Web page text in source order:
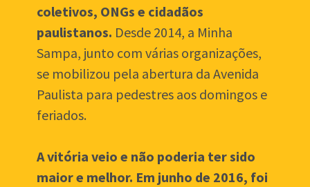
coletivos, ONGs e cidadãos
paulistanos. Desde 2014, a Minha
Sampa, junto com várias organizações,
se mobilizou pela abertura da Avenida
Paulista para pedestres aos domingos e
feriados.
A vitória veio e não poderia ter sido
maior e melhor. Em junho de 2016, foi